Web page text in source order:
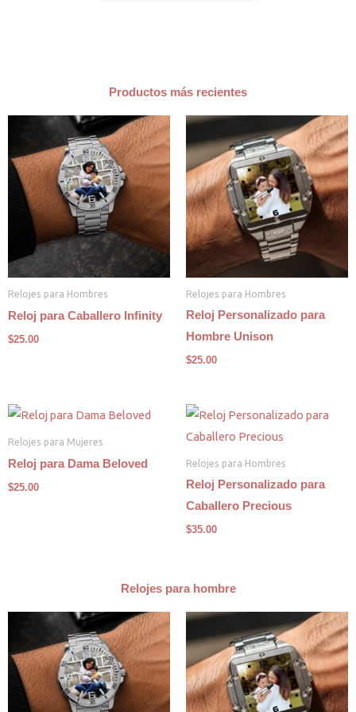
Productos más recientes
Relojes para Hombres
Reloj para Caballero Infinity
$25.00
Relojes para Hombres
Reloj Personalizado para
Hombre Unison
$25.00
Relojes para Mujeres
Reloj para Dama Beloved
$25.00
Relojes para Hombres
Reloj Personalizado para
Caballero Precious
$35.00
Relojes para hombre